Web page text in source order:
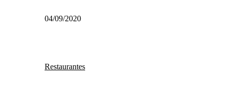
04/09/2020
Restaurantes